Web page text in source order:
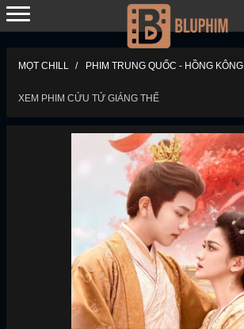
MỌT CHILL PHIM TRUNG QUỐC - HỒNG KÔNG
XEM PHIM CỬU TỬ GIÁNG THẾ